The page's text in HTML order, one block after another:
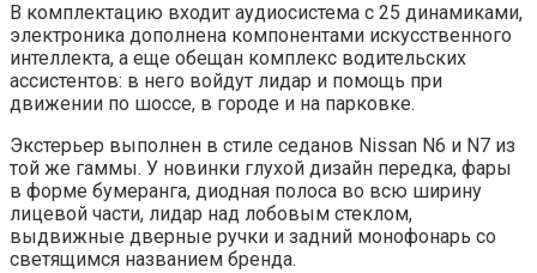
В комплектацию входит аудиосистема с 25 динамиками,
электроника дополнена компонентами искусственного
интеллекта, а еще обещан комплекс водительских
ассистентов: в него войдут лидар и помощь при
движении по шоссе, в городе и на парковке.
Экстерьер выполнен в стиле седанов Nissan N6 и N7 из
той же гаммы. У новинки глухой дизайн передка, фары
в форме бумеранга, диодная полоса во всю ширину
лицевой части, лидар над лобовым стеклом,
выдвижные дверные ручки и задний монофонарь со
светящимся названием бренда.